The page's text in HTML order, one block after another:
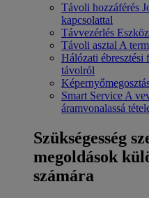
Távoli hozzáférés
kapcsolattal
Távvezérlés
Távoli asztal A
Hálózati ébresztési
távolról
Smart Service A
áramvonalassá
Szükségesség
megoldások
számára